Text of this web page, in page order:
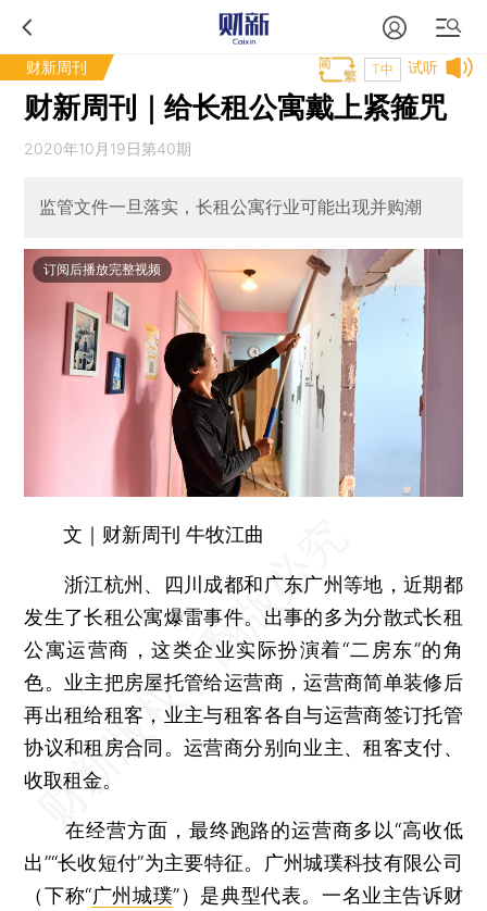
财新周刊 试听
T中
财新周刊｜给长租公寓戴上紧箍咒
2020年10月19日第40期
监管文件一旦落实，长租公寓行业可能出现并购潮
订阅后播放完整视频
文｜财新周刊 牛牧江曲
浙江杭州、四川成都和广东广州等地，近期都
发生了长租公寓爆雷事件。出事的多为分散式长租
公寓运营商，这类企业实际扮演着“二房东”的角
色。业主把房屋托管给运营商，运营商简单装修后
再出租给租客，业主与租客各自与运营商签订托管
协议和租房合同。运营商分别向业主、租客支付、
收取租金。
在经营方面，最终跑路的运营商多以“高收低
出”“长收短付”为主要特征。广州城璞科技有限公司
（下称“广州城璞”）是典型代表。一名业主告诉财